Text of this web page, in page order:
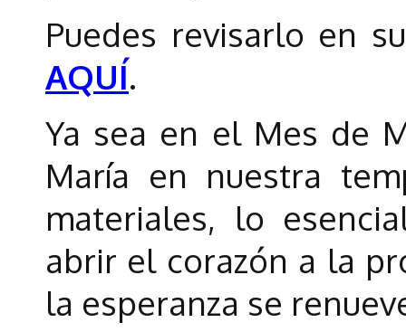
Puedes revisarlo en
AQUÍ.
Ya sea en el Mes de
María en nuestra
materiales, lo
abrir el corazón a la
la esperanza se